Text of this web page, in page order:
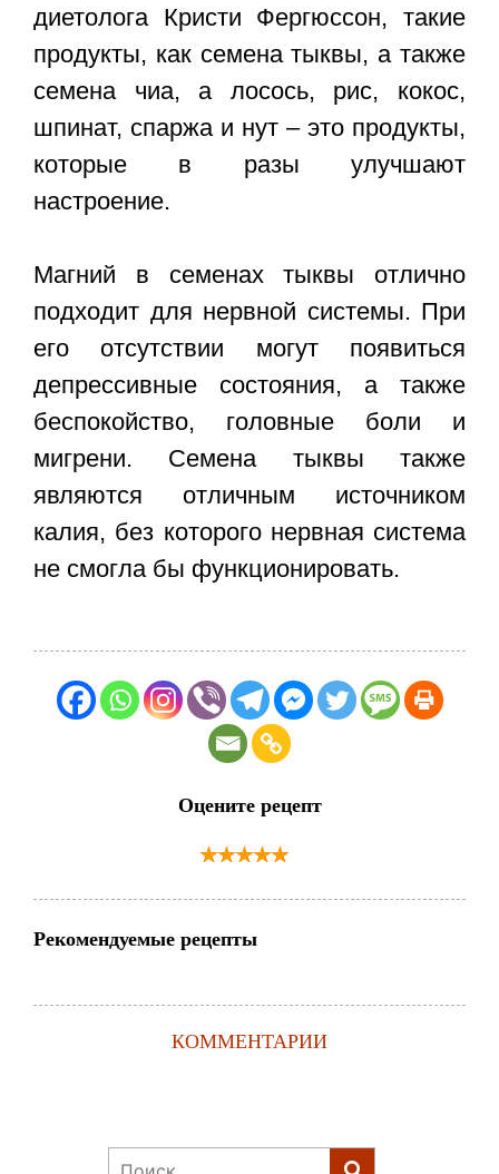
диетолога Кристи Фергюссон, такие
продукты, как семена тыквы, а также
семена чиа, а лосось, рис, кокос,
шпинат, спаржа и нут – это продукты,
которые в разы улучшают
настроение.
Магний в семенах тыквы отлично
подходит для нервной системы. При
его отсутствии могут появиться
депрессивные состояния, а также
беспокойство, головные боли и
мигрени. Семена тыквы также
являются отличным источником
калия, без которого нервная система
не смогла бы функционировать.
Оцените рецепт
Рекомендуемые рецепты
КОММЕНТАРИИ
Найти: